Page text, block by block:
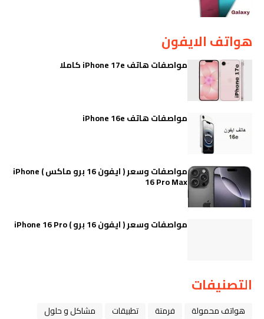
هواتف الايفون
مواصفات هاتف iPhone 17e كاملا
مواصفات هاتف iPhone 16e
مواصفات وسعر ( ايفون 16 برو ماكس ) iPhone
16 Pro Max
مواصفات وسعر ( ايفون 16 برو ) iPhone 16 Pro
التصنيفات
هواتف محمولة فرمتة تطبيقات
مشاكل و حلول